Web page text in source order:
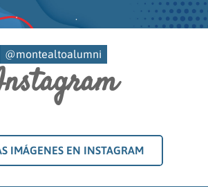
@montealtoalumni
IMÁGENES EN INSTAGRAM